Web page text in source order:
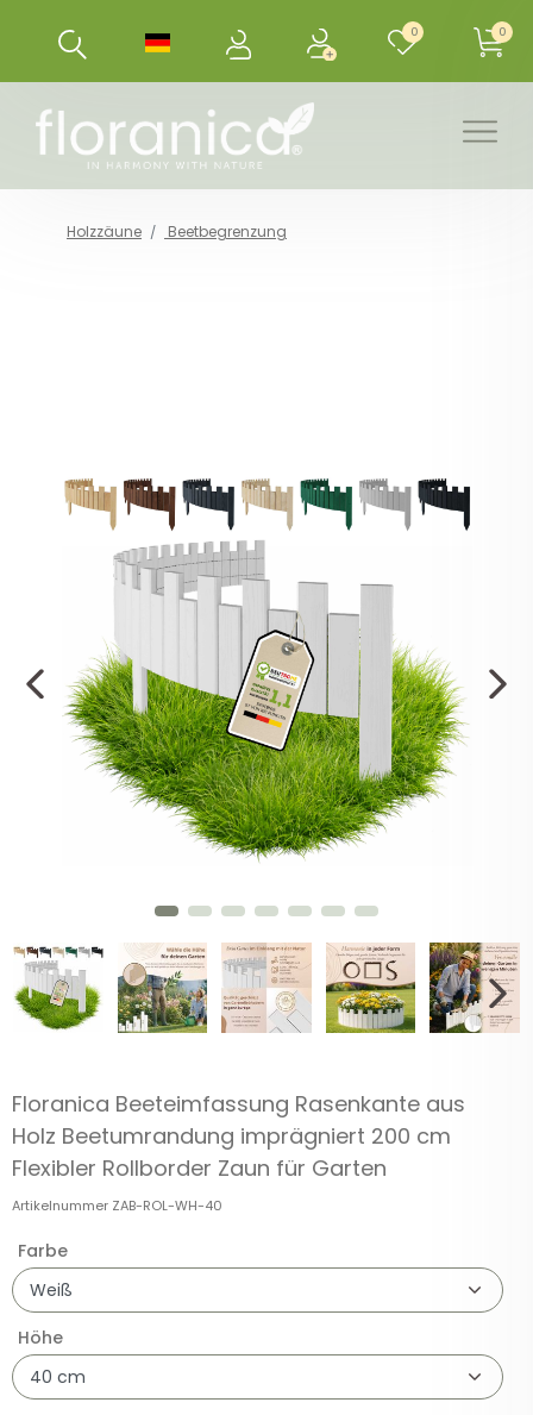
0 0
Holzzäune Beetbegrenzung
Floranica Beeteimfassung Rasenkante aus
Holz Beetumrandung imprägniert 200 cm
Flexibler Rollborder Zaun für Garten
Artikelnummer ZAB-ROL-WH-40
Farbe
Höhe